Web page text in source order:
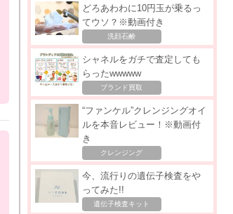
どろあわわに10円玉が乗るっ
てウソ？※動画付き
洗顔石鹸
シャネルをガチで査定しても
らったwwwww
ブランド買取
“ファンケル”クレンジングオイ
ルを本音レビュー！※動画付
き
クレンジング
今、流行りの遺伝子検査をや
ってみた!!
遺伝子検査キット